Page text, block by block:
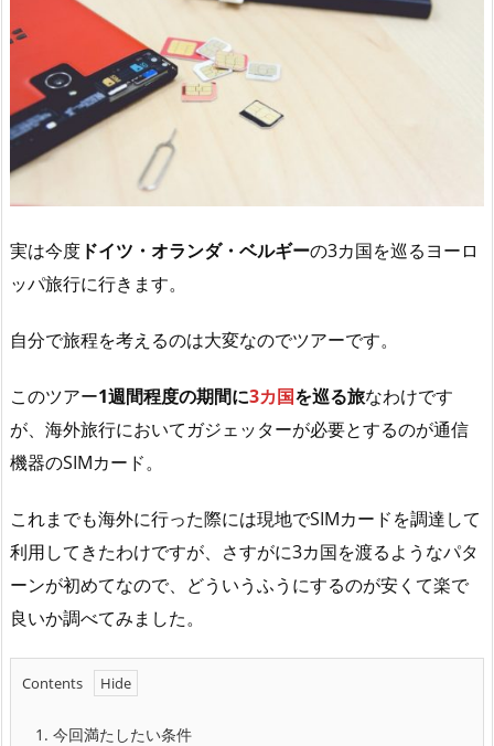
実は今度 ドイツ・オランダ・ベルギーの3カ国を巡るヨーロ
ッパ旅行に行きます。
自分で旅程を考えるのは大変なのでツアーです。
このツアー1週間程度の期間に3カ国を巡る旅なわけです
が、海外旅行においてガジェッターが必要とするのが通信
機器のSIMカード。
これまでも海外に行った際には現地でSIMカードを調達して
利用してきたわけですが、さすがに3カ国を渡るようなパタ
ーンが初めてなので、どういうふうにするのが安くて楽で
良いか調べてみました。
Contents
1. 今回満たしたい条件